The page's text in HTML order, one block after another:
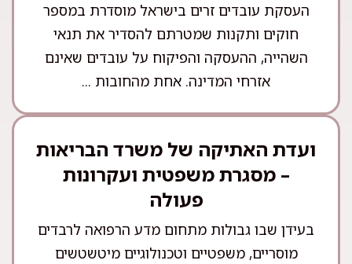
העסקת עובדים זרים בישראל מוסדרת במספר
חוקים ותקנות שמטרתם להסדיר את תנאי
השהייה, ההעסקה והפיקוח על עובדים שאינם
אזרחי המדינה. אחת מהחובות ...
ועדת האתיקה של משרד הבריאות
– מסגרת משפטית ועקרונות
פעולה
בעידן שבו גבולות מתחום מדע הרפואה לרבדים
מוסריים, משפטיים וטכנולוגיים מיטשטשים